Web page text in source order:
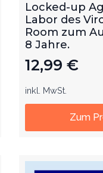
Locked-up
Labor des
Room zum
8 Jahre.
12,99 €
inkl. MwSt.
Zum